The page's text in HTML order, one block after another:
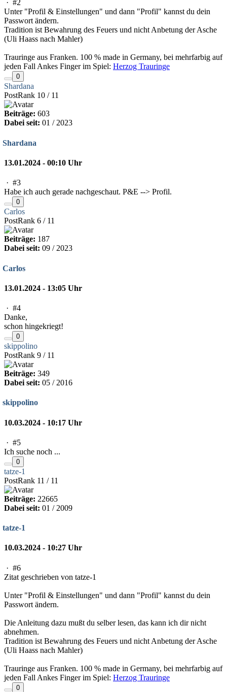
· #2
Unter "Profil & Einstellungen" und dann "Profil" kannst du dein
Passwort ändern.
Tradition ist Bewahrung des Feuers und nicht Anbetung der Asche
(Uli Haass nach Mahler)
Trauringe aus Franken. 100 % made in Germany, bei mehrfarbig auf
jeden Fall Ankes Finger im Spiel: Herzog Trauringe
0
Shardana
PostRank 10 / 11
Beiträge: 603
Dabei seit: 01 / 2023
Shardana
13.01.2024 - 00:10 Uhr
· #3
Habe ich auch gerade nachgeschaut. P&E --> Profil.
0
Carlos
PostRank 6 / 11
Beiträge: 187
Dabei seit: 09 / 2023
Carlos
13.01.2024 - 13:05 Uhr
· #4
Danke,
schon hingekriegt!
0
skippolino
PostRank 9 / 11
Beiträge: 349
Dabei seit: 05 / 2016
skippolino
10.03.2024 - 10:17 Uhr
· #5
Ich suche noch ...
0
tatze-1
PostRank 11 / 11
Beiträge: 22665
Dabei seit: 01 / 2009
tatze-1
10.03.2024 - 10:27 Uhr
· #6
Zitat geschrieben von tatze-1
Unter "Profil & Einstellungen" und dann "Profil" kannst du dein
Passwort ändern.
Die Anleitung dazu mußt du selber lesen, das kann ich dir nicht
abnehmen.
Tradition ist Bewahrung des Feuers und nicht Anbetung der Asche
(Uli Haass nach Mahler)
Trauringe aus Franken. 100 % made in Germany, bei mehrfarbig auf
jeden Fall Ankes Finger im Spiel: Herzog Trauringe
0